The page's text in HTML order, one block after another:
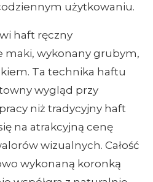
użytkowaniu.
haft ręczny
maki, wykonany grubym,
Ta technika haftu
wygląd przy
niż tradycyjny haft
na atrakcyjną cenę
wizualnych. Całość
wykonaną koronką